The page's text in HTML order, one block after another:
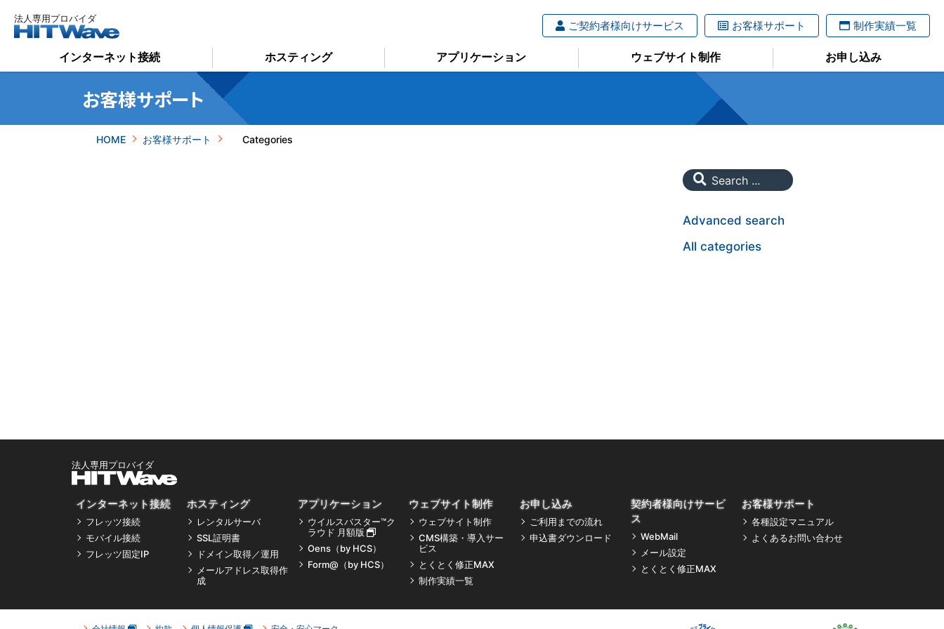
ご契約者様向けサービス お客様サポート 制作実績一覧
インターネット接続 ホスティング アプリケーション ウェブサイト制作 お申し込み
お客様サポート
HOME お客様サポート Categories
Advanced search
All categories
インターネット接続
フレッツ接続
モバイル接続
フレッツ固定IP
ホスティング
レンタルサーバ
SSL証明書
ドメイン取得／運用
メールアドレス取得作
成
アプリケーション
ウイルスバスター™ク
ラウド 月額版
Oens（by HCS）
Form@（by HCS）
ウェブサイト制作
ウェブサイト制作
CMS構築・導入サー
ビス
とくとく修正MAX
制作実績一覧
お申し込み
ご利用までの流れ
申込書ダウンロード
契約者様向けサービ
ス
WebMail
メール設定
とくとく修正MAX
お客様サポート
各種設定マニュアル
よくあるお問い合わせ